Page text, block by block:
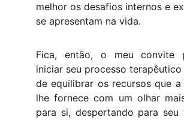
melhor os desafios internos e
se apresentam na vida.
Fica, então, o meu convite
iniciar seu processo
de equilibrar os recursos que a
lhe fornece com um olhar
para si, despertando para seu